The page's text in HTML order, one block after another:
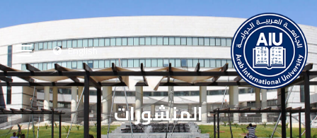
English
المنشورات